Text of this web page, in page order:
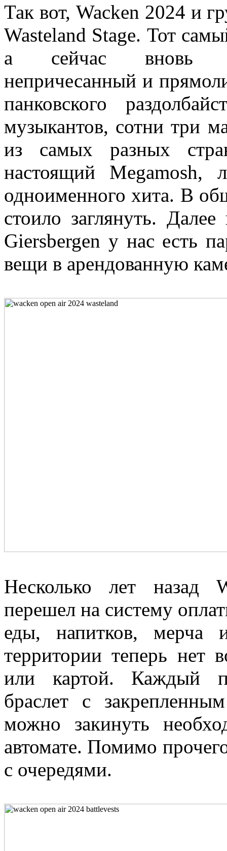
Так вот, Wacken 2024 и
Wasteland Stage. Тот
а сейчас вновь
непричесанный и
панковского
музыкантов, сотни три
из самых разных
настоящий Megamosh,
одноименного хита. В
стоило заглянуть.
Giersbergen у нас есть
вещи в арендованную
Несколько лет назад
перешел на систему
еды, напитков, мерча
территории теперь нет
или картой. Каждый
браслет с
можно закинуть
автомате. Помимо
с очередями.